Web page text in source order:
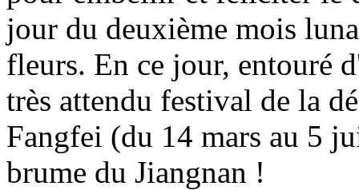
jour du deuxième mois
fleurs. En ce jour, entouré
très attendu festival de la
Fangfei (du 14 mars au 5
brume du Jiangnan !